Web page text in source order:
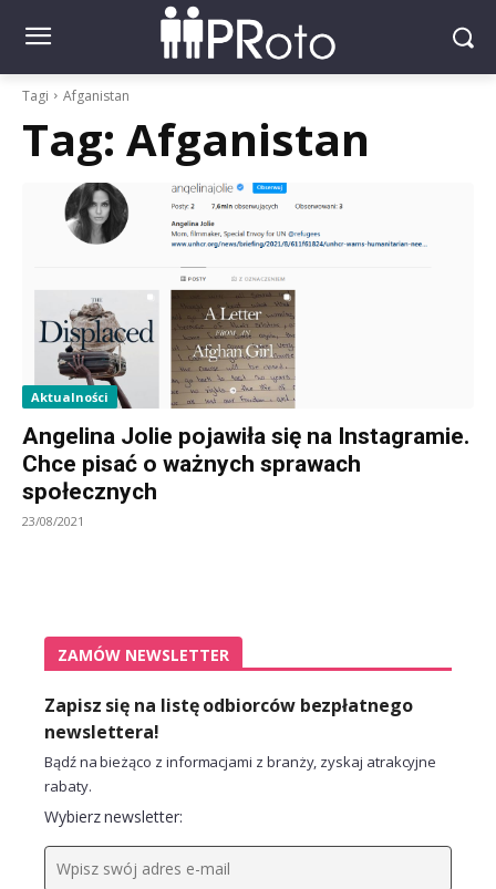
Tagi Afganistan
Tag: Afganistan
Aktualności
Angelina Jolie pojawiła się na Instagramie.
Chce pisać o ważnych sprawach
społecznych
23/08/2021
ZAMÓW NEWSLETTER
Zapisz się na listę odbiorców bezpłatnego
newslettera!
Bądź na bieżąco z informacjami z branży, zyskaj atrakcyjne
rabaty.
Wybierz newsletter: